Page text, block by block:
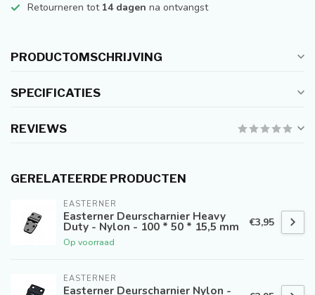
Retourneren tot 14 dagen na ontvangst
PRODUCTOMSCHRIJVING
SPECIFICATIES
REVIEWS
GERELATEERDE PRODUCTEN
EASTERNER
Easterner Deurscharnier Heavy
Duty - Nylon - 100 * 50 * 15,5 mm
Op voorraad
€3,95
EASTERNER
Easterner Deurscharnier Nylon -